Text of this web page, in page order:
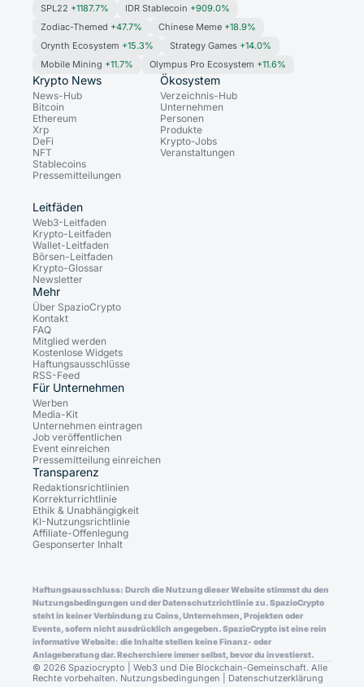
SPL22 +1187.7% IDR Stablecoin +909.0%
Zodiac-Themed +47.7% Chinese Meme +18.9%
Orynth Ecosystem +15.3% Strategy Games +14.0%
Mobile Mining +11.7% Olympus Pro Ecosystem +11.6%
Krypto News
News-Hub
Bitcoin
Ethereum
Xrp
DeFi
NFT
Stablecoins
Pressemitteilungen
Ökosystem
Verzeichnis-Hub
Unternehmen
Personen
Produkte
Krypto-Jobs
Veranstaltungen
Leitfäden
Web3-Leitfaden
Krypto-Leitfaden
Wallet-Leitfaden
Börsen-Leitfaden
Krypto-Glossar
Newsletter
Mehr
Über SpazioCrypto
Kontakt
FAQ
Mitglied werden
Kostenlose Widgets
Haftungsausschlüsse
RSS-Feed
Für Unternehmen
Werben
Media-Kit
Unternehmen eintragen
Job veröffentlichen
Event einreichen
Pressemitteilung einreichen
Transparenz
Redaktionsrichtlinien
Korrekturrichtlinie
Ethik & Unabhängigkeit
KI-Nutzungsrichtlinie
Affiliate-Offenlegung
Gesponserter Inhalt
Haftungsausschluss: Durch die Nutzung dieser Website stimmst du den
Nutzungsbedingungen und der Datenschutzrichtlinie zu. SpazioCrypto
steht in keiner Verbindung zu Coins, Unternehmen, Projekten oder
Events, sofern nicht ausdrücklich angegeben. SpazioCrypto ist eine rein
informative Website: die Inhalte stellen keine Finanz- oder
Anlageberatung dar. Recherchiere immer selbst, bevor du investierst.
© 2026 Spaziocrypto | Web3 und Die Blockchain-Gemeinschaft. Alle
Rechte vorbehalten. Nutzungsbedingungen Datenschutzerklärung